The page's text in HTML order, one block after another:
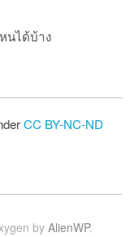
นได้บ้าง
CC BY-NC-ND
by AlienWP.